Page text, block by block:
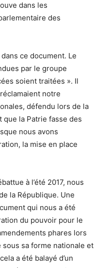
dans les
des
ce document. Le
par le groupe
soient traitées ». Il
notre
défendu lors de la
la Patrie fasse des
nous avons
la mise en place
à l’été 2017, nous
la République. Une
qui nous a été
du pouvoir pour le
phares lors
sa forme nationale et
a été balayé d’un